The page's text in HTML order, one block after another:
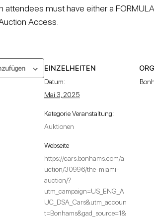
attendees must have either a
Access.
EINZELHEITEN
Datum:
Mai 3, 2025
Kategorie Veranstaltung:
Auktionen
Webseite
https://cars.bonhams.com/a
uction/30996/the-miami-
auction/?
utm_campaign=US_ENG_A
UC_DSA_Cars&utm_accoun
t=Bonhams&gad_source=1&